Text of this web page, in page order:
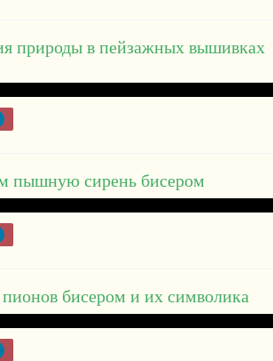
природы в пейзажных вышивках
пышную сирень бисером
бисером и их символика